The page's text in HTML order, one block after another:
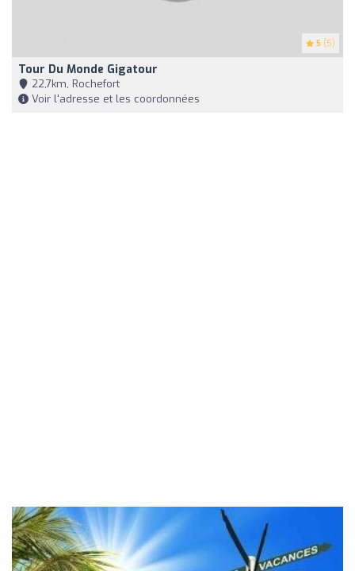
5 (5)
Tour Du Monde Gigatour
22,7km, Rochefort
Voir l'adresse et les coordonnées